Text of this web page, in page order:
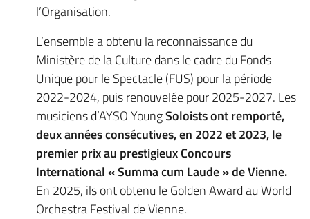
l’Organisation.
L’ensemble a obtenu la reconnaissance du
Ministère de la Culture dans le cadre du Fonds
Unique pour le Spectacle (FUS) pour la période
2022-2024, puis renouvelée pour 2025-2027. Les
musiciens d’AYSO YoungSoloists ont remporté,
deux années consécutives, en 2022 et 2023, le
premier prix au prestigieux Concours
International « Summa cum Laude » de Vienne.
En 2025, ils ont obtenu le Golden Award au World
Orchestra Festival de Vienne.